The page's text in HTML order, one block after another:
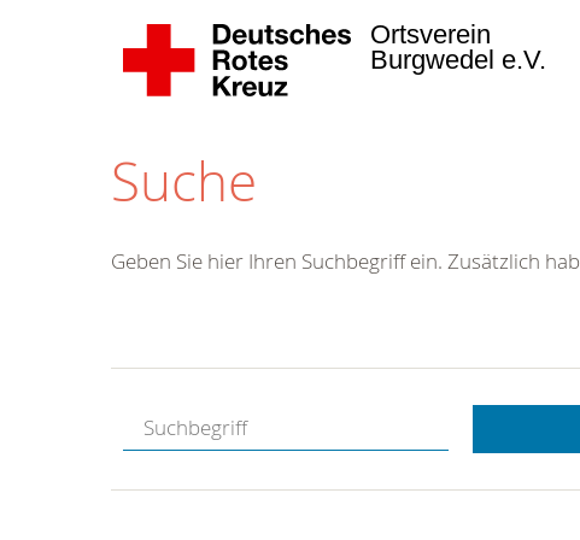
Ortsverein
Burgwedel e.V.
Suche
Hotline.
gerne.
Geben Sie hier Ihren Suchbegriff ein. Zusätzlich